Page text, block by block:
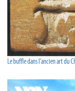
Le buffle dans l’ancien art du